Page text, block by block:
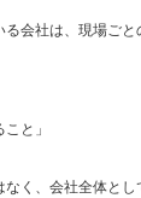
会社は、現場ご
と」
く、会社全体とし